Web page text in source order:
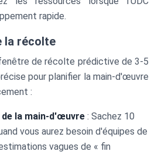
rapide.
la récolte
fenêtre de récolte prédictive de 3-5
pour planifier la main-d'œuvre
:
la main-d'œuvre : Sachez 10
vous aurez besoin d'équipes de
vagues de « fin